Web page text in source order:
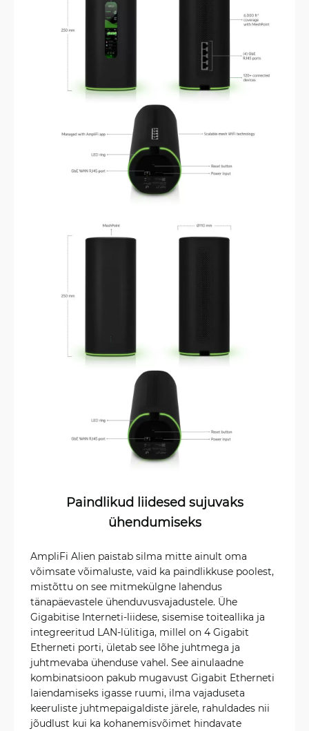
Paindlikud liidesed sujuvaks
ühendumiseks
AmpliFi Alien paistab silma mitte ainult oma
võimsate võimaluste, vaid ka paindlikkuse poolest,
mistõttu on see mitmekülgne lahendus
tänapäevastele ühenduvusvajadustele. Ühe
Gigabitise Interneti-liidese, sisemise toiteallika ja
integreeritud LAN-lülitiga, millel on 4 Gigabit
Etherneti porti, ületab see lõhe juhtmega ja
juhtmevaba ühenduse vahel. See ainulaadne
kombinatsioon pakub mugavust Gigabit Etherneti
laiendamiseks igasse ruumi, ilma vajaduseta
keeruliste juhtmepaigaldiste järele, rahuldades nii
jõudlust kui ka kohanemisvõimet hindavate